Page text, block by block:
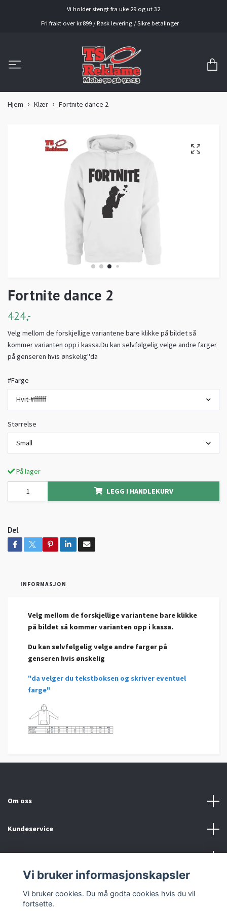
Vi holder stengt fra uke 29 og ut 32
Fri frakt over kr.899 / Rask levering / Sikre betalinger
Hjem Klær Fortnite dance 2
Fortnite dance 2
424,-
Velg mellom de forskjellige variantene bare klikke på bildet så
kommer varianten opp i kassa.Du kan selvfølgelig velge andre farger
på genseren hvis ønskelig"da
#Farge
Hvit-#ffffff
Størrelse
Small
På lager
LEGG I HANDLEKURV
Del
INFORMASJON
Velg mellom de forskjellige variantene bare klikke
på bildet så kommer varianten opp i kassa.
Du kan selvfølgelig velge andre farger på
genseren hvis ønskelig
"da velger du tekstboksen og skriver eventuel
farge"
Om oss
Kundeservice
Vi bruker informasjonskapsler
Vi bruker cookies. Du må godta cookies hvis du vil
fortsette.